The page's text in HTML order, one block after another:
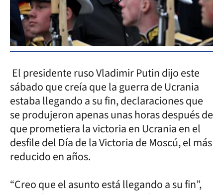
El presidente ruso Vladimir Putin dijo este
sábado que creía que la guerra de Ucrania
estaba llegando a su fin, declaraciones que
se produjeron apenas unas horas después de
que prometiera la victoria en Ucrania en el
desfile del Día de la Victoria de Moscú, el más
reducido en años.
“Creo que el asunto está llegando a su fin”,